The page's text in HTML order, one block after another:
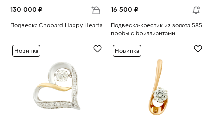
130 000 ₽
Подвеска Chopard Happy Hearts
16 500 ₽
Подвеска-крестик из золота 585
пробы с бриллиантами
Новинка Новинка